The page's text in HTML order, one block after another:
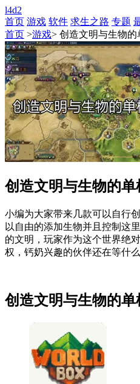
l4d2
首页 游戏 软件 求生之路 专题
首页 >游戏> 创造文明与生物
创造文明与生物的
小编为大家带来几款可以自行
以自由的添加生物并且控制这
的文明，玩家作为这个世界绝
权，钙奶兴趣的伙伴还在等什
创造文明与生物的